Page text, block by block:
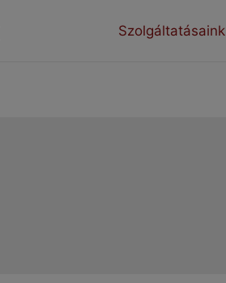
Szolgáltatásaink